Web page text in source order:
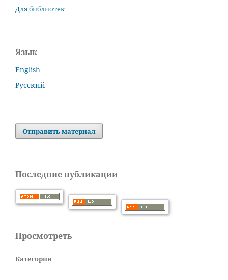
Для библиотек
Язык
English
Русский
Отправить материал
Последние публикации
Просмотреть
Категории